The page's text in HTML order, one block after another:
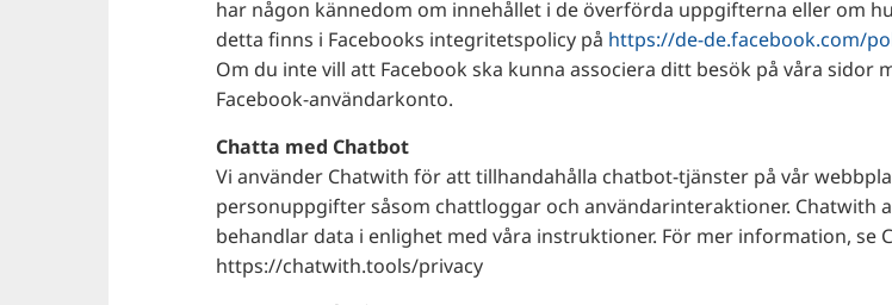
har någon kännedom om innehållet i de överförda uppgifterna eller om
detta finns i Facebooks integritetspolicy på https://de-de.facebook.com/
Om du inte vill att Facebook ska kunna associera ditt besök på våra
Facebook-användarkonto.
Chatta med Chatbot
Vi använder Chatwith för att tillhandahålla chatbot-tjänster på vår
personuppgifter såsom chattloggar och användarinteraktioner. Chatwith
behandlar data i enlighet med våra instruktioner. För mer information, se
https://chatwith.tools/privacy